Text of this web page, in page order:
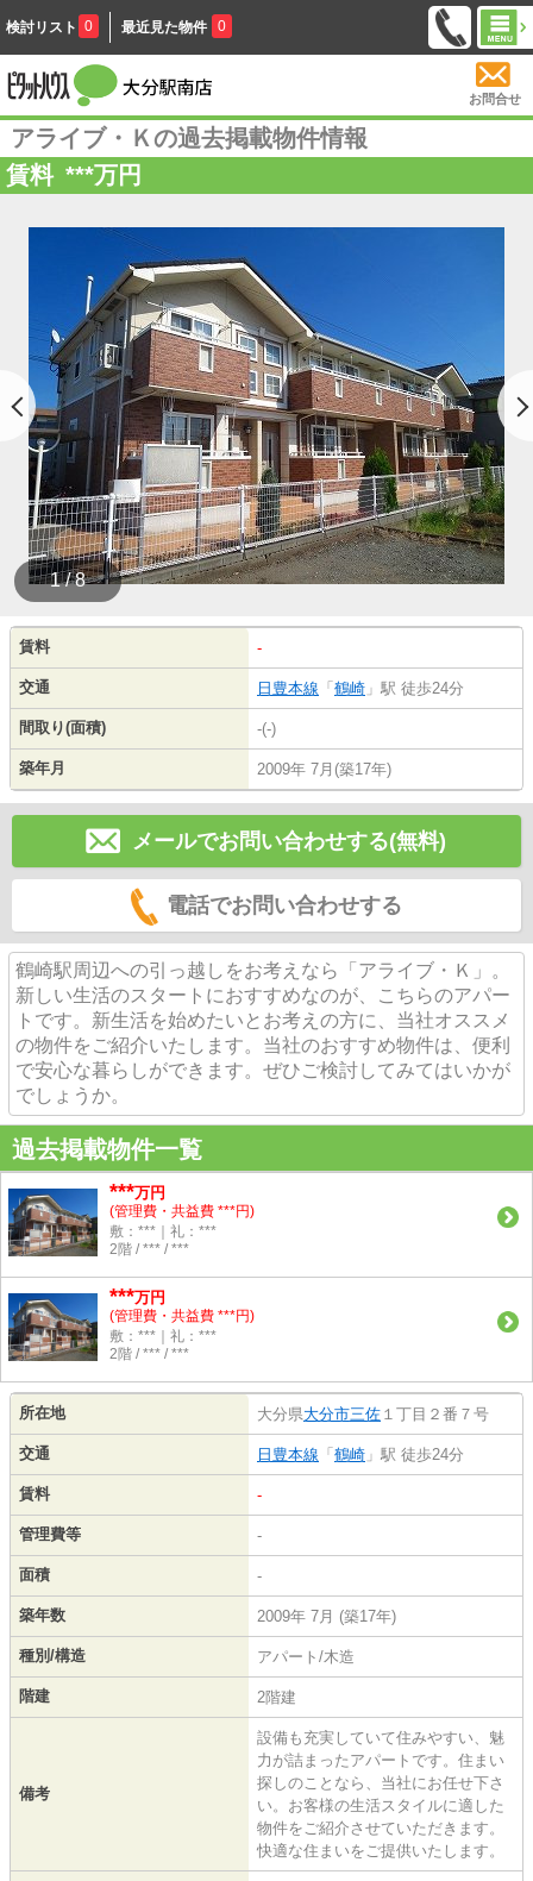
検討リスト 0 最近見た物件 0
お問合せ
アライブ・Ｋの過去掲載物件情報
賃料 ***万円
1 / 8
賃料 -
交通 日豊本線 「 鶴崎 」駅 徒歩24分
間取り(面積) -(-)
築年月 2009年 7月(築17年)
メールでお問い合わせする(無料)
電話でお問い合わせする
鶴崎駅周辺への引っ越しをお考えなら「アライブ・Ｋ」。
新しい生活のスタートにおすすめなのが、こちらのアパー
トです。新生活を始めたいとお考えの方に、当社オススメ
の物件をご紹介いたします。当社のおすすめ物件は、便利
で安心な暮らしができます。ぜひご検討してみてはいかが
でしょうか。
過去掲載物件一覧
***万円
(管理費・共益費 ***円)
敷：***｜礼：***
2階 / *** / ***
***万円
(管理費・共益費 ***円)
敷：***｜礼：***
2階 / *** / ***
所在地 大分県大分市三佐 １丁目２番７号
交通 日豊本線 「 鶴崎 」駅 徒歩24分
賃料 -
管理費等 -
面積 -
築年数 2009年 7月 (築17年)
種別/構造 アパート/木造
階建 2階建
備考
設備も充実していて住みやすい、魅
力が詰まったアパートです。住まい
探しのことなら、当社にお任せ下さ
い。お客様の生活スタイルに適した
物件をご紹介させていただきます。
快適な住まいをご提供いたします。